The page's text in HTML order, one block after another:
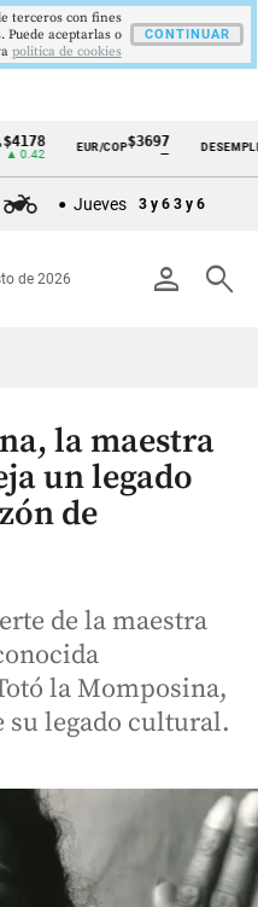
EUR/COP$3697
—
DESEMPLEO9,9
▼
Jueves 3 y 6 3 y 6
person search
de 2026
la maestra
un legado
de
de la maestra
la Momposina,
su legado cultural.
terceros con fines
Puede aceptarlas o
politica de cookies
CONTINUAR